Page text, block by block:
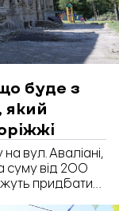
буде з
на вул. Аваліані,
суму від 200
придбати